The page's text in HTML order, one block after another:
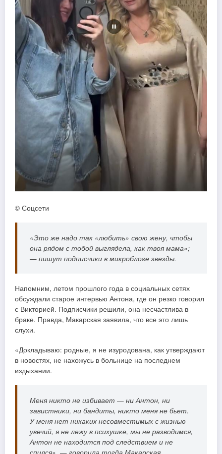
© Соцсети
«Это же надо так «любить» свою жену, чтобы
она рядом с тобой выглядела, как твоя мама»;
— пишут подписчики в микроблоге звезды.
Напомним, летом прошлого года в социальных сетях
обсуждали старое интервью Антона, где он резко говорил
с Викторией. Подписчики решили, она несчастлива в
браке. Правда, Макарская заявила, что все это лишь
слухи.
«Докладываю: родные, я не изуродована, как утверждают
в новостях, не нахожусь в больнице на последнем
издыхании.
Меня никто не избивает — ни Антон, ни
завистники, ни бандиты, никто меня не бьет.
У меня нет никаких несовместимых с жизнью
увечий, я не лежу в психушке, мы не разводимся,
Антон не находится под следствием и не